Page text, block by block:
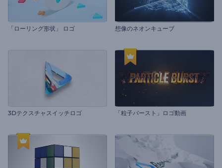
「ローリング形状」 ロゴ 想像のネオンキューブ
3Dテクスチャスイッチロゴ 「粒子バースト」ロゴ動画